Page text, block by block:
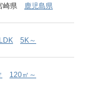
崎県 鹿児島県
5K～
120㎡～